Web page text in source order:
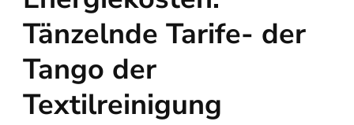
Tänzelnde Tarife- der
Tango der
Textilreinigung